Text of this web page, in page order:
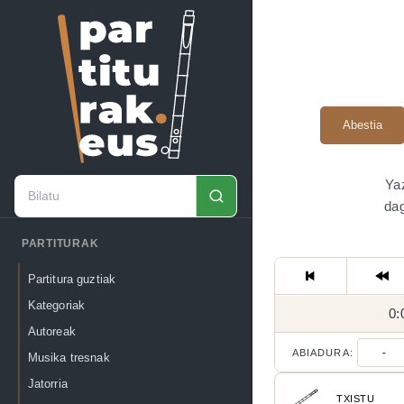
PARTITURAK
Partitura guztiak
Kategoriak
Autoreak
Musika tresnak
Jatorria
Abestia
ABIADURA: -
TXISTU